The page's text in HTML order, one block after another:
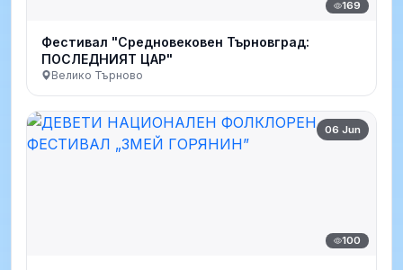
169
Фестивал "Средновековен Търновград:
ПОСЛЕДНИЯТ ЦАР"
Велико Търново
06 Jun
100